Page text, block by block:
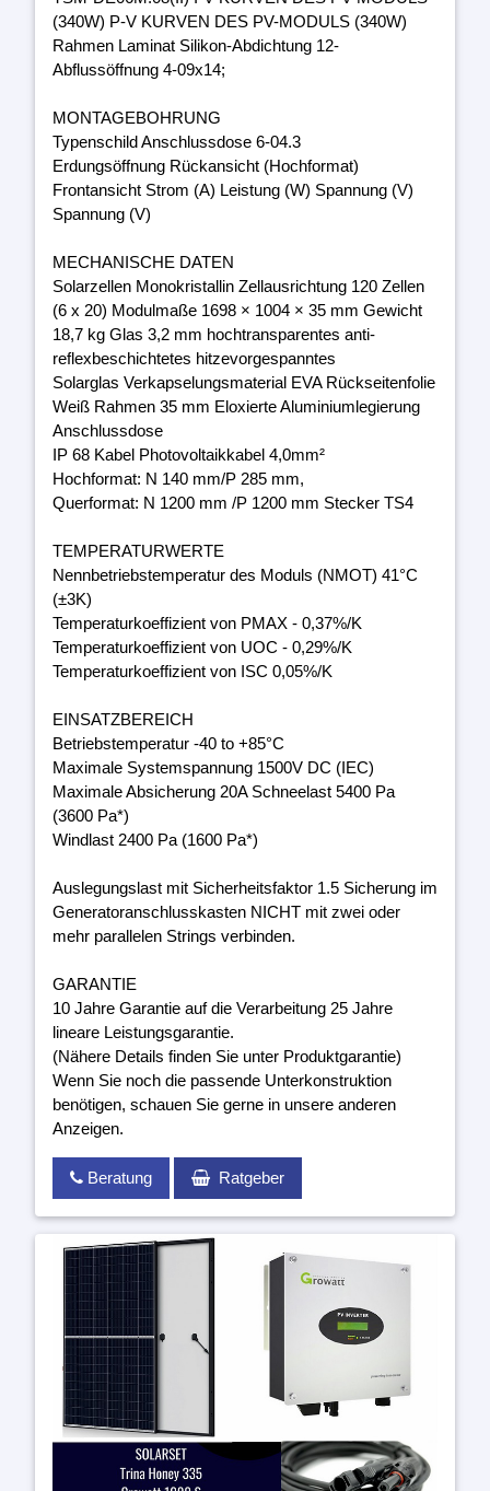
(340W) P-V KURVEN DES PV-MODULS (340W)
Rahmen Laminat Silikon-Abdichtung 12-
Abflussöffnung 4-09x14;
MONTAGEBOHRUNG
Typenschild Anschlussdose 6-04.3
Erdungsöffnung Rückansicht (Hochformat)
Frontansicht Strom (A) Leistung (W) Spannung (V)
Spannung (V)
MECHANISCHE DATEN
Solarzellen Monokristallin Zellausrichtung 120 Zellen
(6 x 20) Modulmaße 1698 × 1004 × 35 mm Gewicht
18,7 kg Glas 3,2 mm hochtransparentes anti-
reflexbeschichtetes hitzevorgespanntes
Solarglas Verkapselungsmaterial EVA Rückseitenfolie
Weiß Rahmen 35 mm Eloxierte Aluminiumlegierung
Anschlussdose
IP 68 Kabel Photovoltaikkabel 4,0mm²
Hochformat: N 140 mm/P 285 mm,
Querformat: N 1200 mm /P 1200 mm Stecker TS4
TEMPERATURWERTE
Nennbetriebstemperatur des Moduls (NMOT) 41°C
(±3K)
Temperaturkoeffizient von PMAX - 0,37%/K
Temperaturkoeffizient von UOC - 0,29%/K
Temperaturkoeffizient von ISC 0,05%/K
EINSATZBEREICH
Betriebstemperatur -40 to +85°C
Maximale Systemspannung 1500V DC (IEC)
Maximale Absicherung 20A Schneelast 5400 Pa
(3600 Pa*)
Windlast 2400 Pa (1600 Pa*)
Auslegungslast mit Sicherheitsfaktor 1.5 Sicherung im
Generatoranschlusskasten NICHT mit zwei oder
mehr parallelen Strings verbinden.
GARANTIE
10 Jahre Garantie auf die Verarbeitung 25 Jahre
lineare Leistungsgarantie.
(Nähere Details finden Sie unter Produktgarantie)
Wenn Sie noch die passende Unterkonstruktion
benötigen, schauen Sie gerne in unsere anderen
Anzeigen.
Beratung Ratgeber